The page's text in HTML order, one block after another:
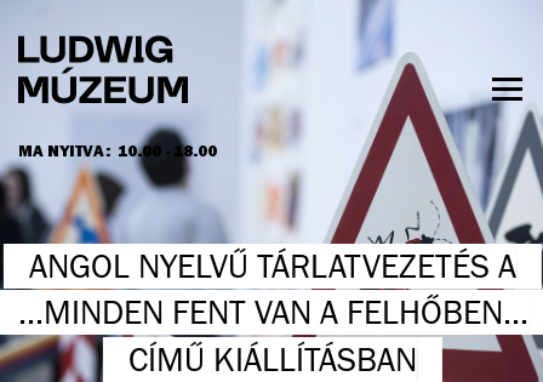
tartalomra
MA NYITVA: 10.00 - 18.00
NYITVATARTÁS ÉS JEGYÁRAK
ANGOL NYELVŰ TÁRLATVEZETÉS A
...MINDEN FENT VAN A FELHŐBEN...
CÍMŰ KIÁLLÍTÁSBAN